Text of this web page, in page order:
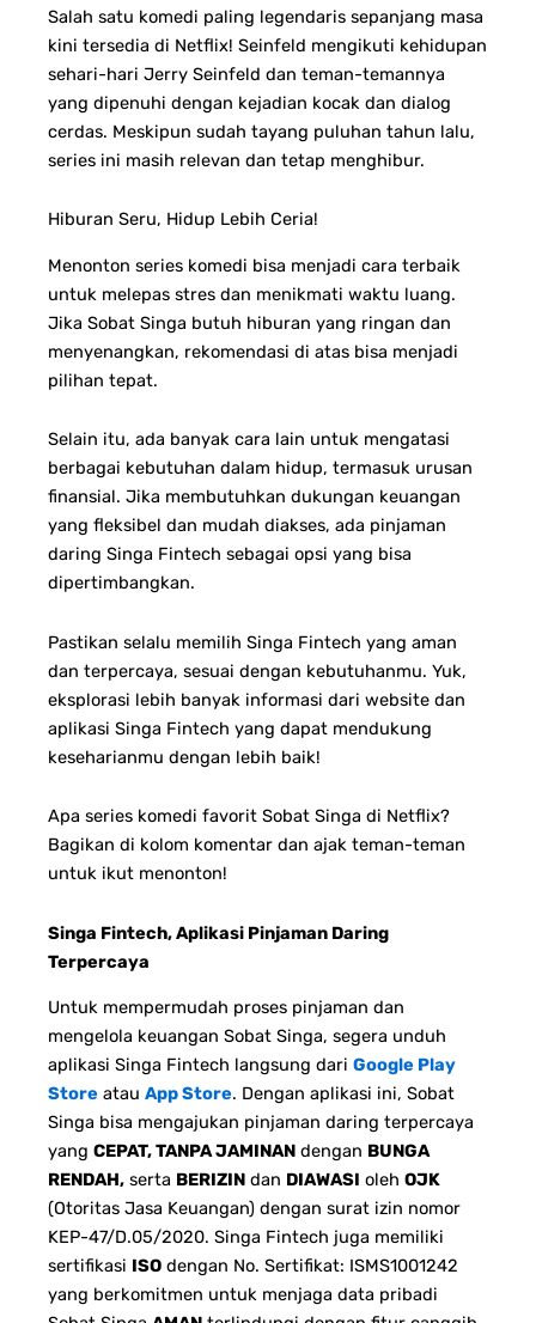
Salah satu komedi paling legendaris sepanjang masa
kini tersedia di Netflix! Seinfeld mengikuti kehidupan
sehari-hari Jerry Seinfeld dan teman-temannya
yang dipenuhi dengan kejadian kocak dan dialog
cerdas. Meskipun sudah tayang puluhan tahun lalu,
series ini masih relevan dan tetap menghibur.
Hiburan Seru, Hidup Lebih Ceria!
Menonton series komedi bisa menjadi cara terbaik
untuk melepas stres dan menikmati waktu luang.
Jika Sobat Singa butuh hiburan yang ringan dan
menyenangkan, rekomendasi di atas bisa menjadi
pilihan tepat.
Selain itu, ada banyak cara lain untuk mengatasi
berbagai kebutuhan dalam hidup, termasuk urusan
finansial. Jika membutuhkan dukungan keuangan
yang fleksibel dan mudah diakses, ada pinjaman
daring Singa Fintech sebagai opsi yang bisa
dipertimbangkan.
Pastikan selalu memilih Singa Fintech yang aman
dan terpercaya, sesuai dengan kebutuhanmu. Yuk,
eksplorasi lebih banyak informasi dari website dan
aplikasi Singa Fintech yang dapat mendukung
keseharianmu dengan lebih baik!
Apa series komedi favorit Sobat Singa di Netflix?
Bagikan di kolom komentar dan ajak teman-teman
untuk ikut menonton!
Singa Fintech, Aplikasi Pinjaman Daring
Terpercaya
Untuk mempermudah proses pinjaman dan
mengelola keuangan Sobat Singa, segera unduh
aplikasi Singa Fintech langsung dari Google Play
Store atau App Store. Dengan aplikasi ini, Sobat
Singa bisa mengajukan pinjaman daring terpercaya
yang CEPAT, TANPA JAMINAN dengan BUNGA
RENDAH, serta BERIZIN dan DIAWASI oleh OJK
(Otoritas Jasa Keuangan) dengan surat izin nomor
KEP-47/D.05/2020. Singa Fintech juga memiliki
sertifikasi ISO dengan No. Sertifikat: ISMS1001242
yang berkomitmen untuk menjaga data pribadi